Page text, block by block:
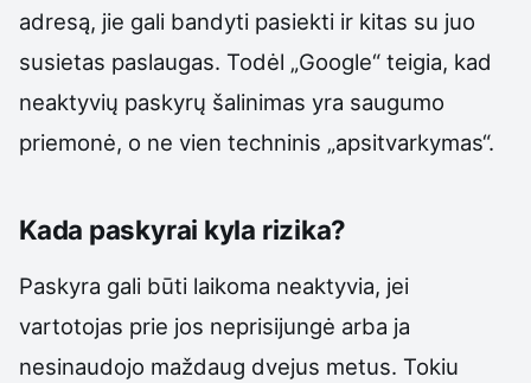
adresą, jie gali bandyti pasiekti ir kitas su juo
susietas paslaugas. Todėl „Google“ teigia, kad
neaktyvių paskyrų šalinimas yra saugumo
priemonė, o ne vien techninis „apsitvarkymas“.
Kada paskyrai kyla rizika?
Paskyra gali būti laikoma neaktyvia, jei
vartotojas prie jos neprisijungė arba ja
nesinaudojo maždaug dvejus metus. Tokiu